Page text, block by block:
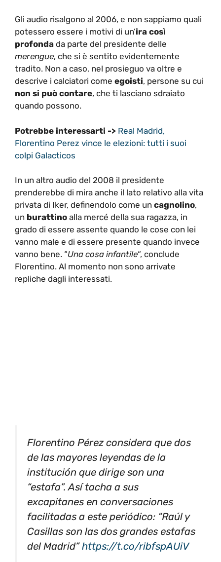
Gli audio risalgono al 2006, e non sappiamo quali
potessero essere i motivi di un’ira così
profonda da parte del presidente delle
merengue, che si è sentito evidentemente
tradito. Non a caso, nel prosieguo va oltre e
descrive i calciatori come egoisti, persone su cui
non si può contare, che ti lasciano sdraiato
quando possono.
Potrebbe interessarti -> Real Madrid,
Florentino Perez vince le elezioni: tutti i suoi
colpi Galacticos
In un altro audio del 2008 il presidente
prenderebbe di mira anche il lato relativo alla vita
privata di Iker, definendolo come un cagnolino,
un burattino alla mercé della sua ragazza, in
grado di essere assente quando le cose con lei
vanno male e di essere presente quando invece
vanno bene. “Una cosa infantile“, conclude
Florentino. Al momento non sono arrivate
repliche dagli interessati.
Florentino Pérez considera que dos
de las mayores leyendas de la
institución que dirige son una
“estafa”. Así tacha a sus
excapitanes en conversaciones
facilitadas a este periódico: “Raúl y
Casillas son las dos grandes estafas
del Madrid”https://t.co/ribfspAUiV